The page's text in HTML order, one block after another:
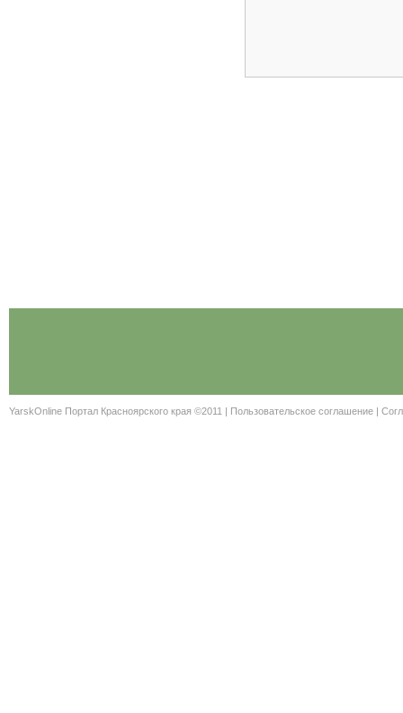
YarskOnline Портал Красноярского края ©2011 | Пользовательское соглашение |